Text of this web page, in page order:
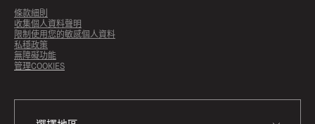
條款細則
收集個人資料聲明
限制使用您的敏感個人資料
私穩政策
無障礙功能
管理COOKIES